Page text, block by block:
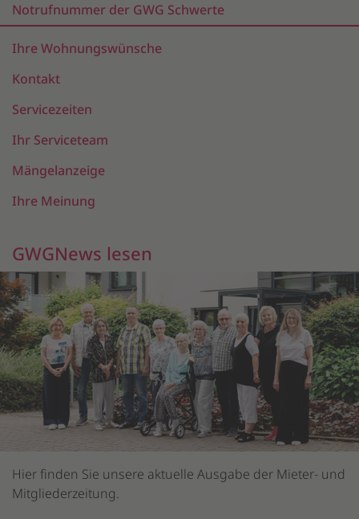
Notrufnummer der GWG Schwerte
Ihre Wohnungswünsche
Kontakt
Servicezeiten
Ihr Serviceteam
Mängelanzeige
Ihre Meinung
GWGNews lesen
Hier finden Sie unsere aktuelle Ausgabe der Mieter- und
Mitgliederzeitung.